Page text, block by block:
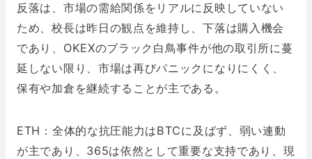
反落は、市場の需給関係をリアルに反映していない
ため、校長は昨日の観点を維持し、下落は購入機会
であり、OKEXのブラック白鳥事件が他の取引所に蔓
延しない限り、市場は再びパニックになりにくく、
保有や加倉を継続することが主である。
ETH：全体的な抗圧能力はBTCに及ばず、弱い連動
が主であり、365は依然として重要な支持であり、現